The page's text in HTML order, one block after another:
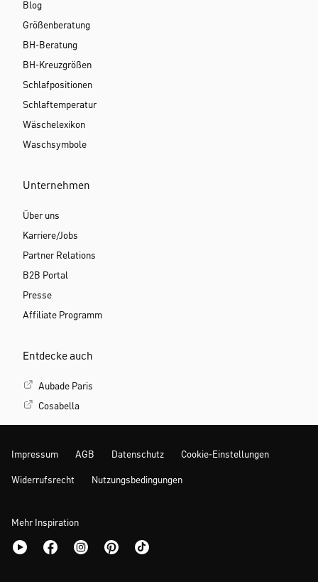
Blog
Größenberatung
BH-Beratung
BH-Kreuzgrößen
Schlafpositionen
Schlaftemperatur
Wäschelexikon
Waschsymbole
Unternehmen
Über uns
Karriere/Jobs
Partner Relations
B2B Portal
Presse
Affiliate Programm
Entdecke auch
Aubade Paris
Cosabella
Impressum AGB Datenschutz Cookie-Einstellungen
Widerrufsrecht Nutzungsbedingungen
Mehr Inspiration